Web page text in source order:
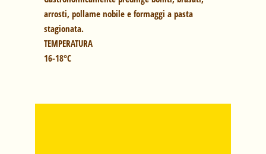
arrosti, pollame nobile e formaggi a pasta
stagionata.
TEMPERATURA
16-18°C